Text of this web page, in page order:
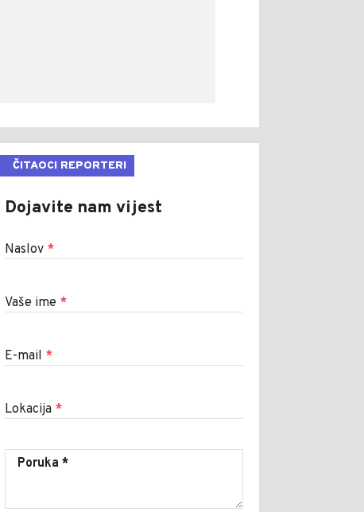
ČITAOCI REPORTERI
Dojavite nam vijest
Naslov *
Vaše ime *
E-mail *
Lokacija *